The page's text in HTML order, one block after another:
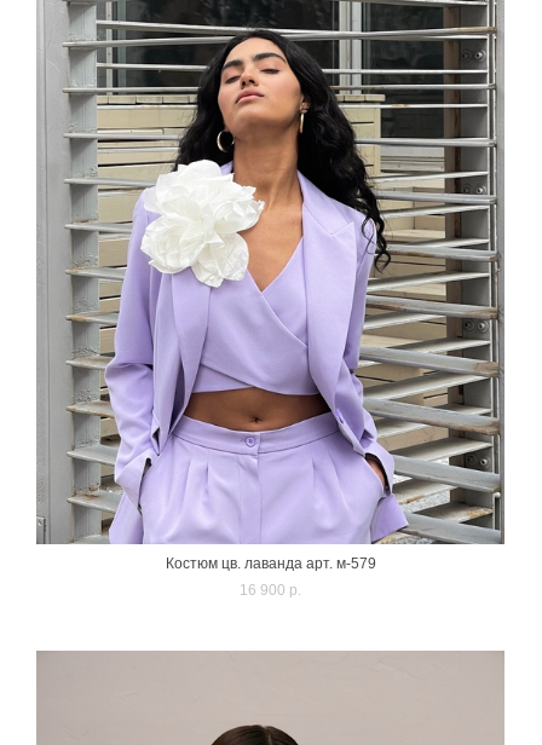
Костюм цв. лаванда арт. м-579
16 900 p.